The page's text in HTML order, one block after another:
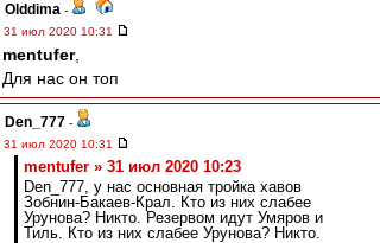
Olddima -
31 июл 2020 10:31
mentufer,
Для нас он топ
Den_777 -
31 июл 2020 10:31
mentufer » 31 июл 2020 10:23
Den_777, у нас основная тройка хавов
Зобнин-Бакаев-Крал. Кто из них слабее
Урунова? Никто. Резервом идут Умяров и
Тиль. Кто из них слабее Урунова? Никто.